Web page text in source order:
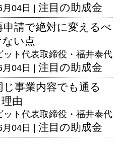
04日 | 注目の助成金
請で絶対に変えるべ
い点
ット代表取締役・福井泰代
04日 | 注目の助成金
事業内容でも通る
由
ット代表取締役・福井泰代
04日 | 注目の助成金